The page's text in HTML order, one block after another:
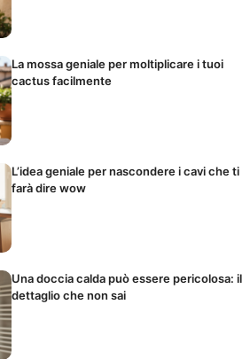
La mossa geniale per moltiplicare i tuoi
cactus facilmente
L’idea geniale per nascondere i cavi che ti
farà dire wow
Una doccia calda può essere pericolosa: il
dettaglio che non sai